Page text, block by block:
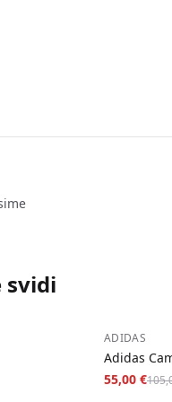
svidi
−48%
ADIDAS
Adidas
55,00 €